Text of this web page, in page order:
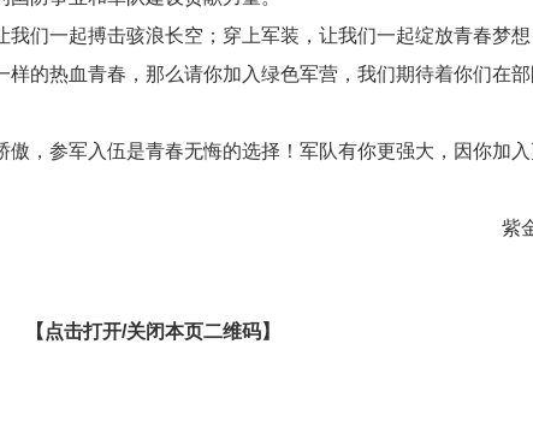
一起搏击骇浪长空；穿上军装，让我们一起绽放青春梦想
的热血青春，那么请你加入绿色军营，我们期待着你们在
参军入伍是青春无悔的选择！军队有你更强大，因你加入
紫
【点击打开/关闭本页二维码】